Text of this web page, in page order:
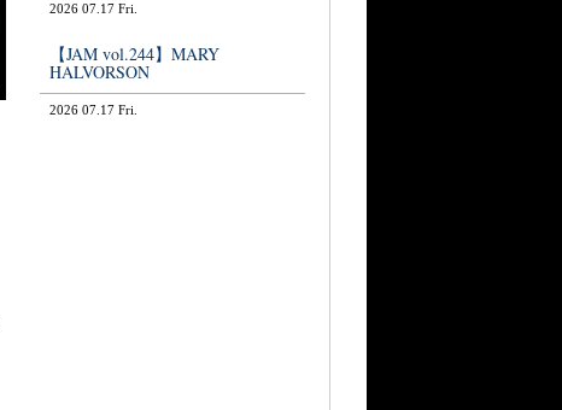
2026 07.17 Fri.
【JAM vol.244】MARY
HALVORSON
2026 07.17 Fri.